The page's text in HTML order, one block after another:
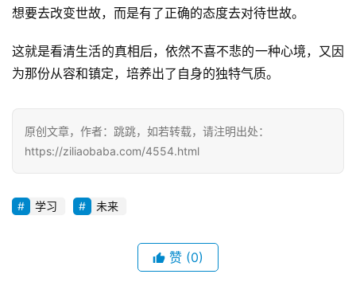
想要去改变世故，而是有了正确的态度去对待世故。
这就是看清生活的真相后，依然不喜不悲的一种心境，又因
为那份从容和镇定，培养出了自身的独特气质。
原创文章，作者：跳跳，如若转载，请注明出处：
https://ziliaobaba.com/4554.html
学习 未来
赞 (0)